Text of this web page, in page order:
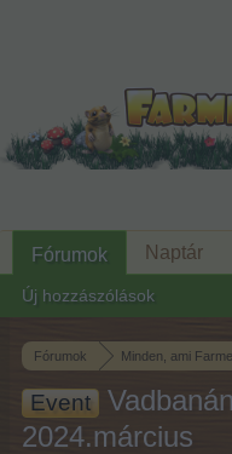
Fórumok Minden, ami
Event
2024.március
Fórumok
Új hozzászólások
Naptár